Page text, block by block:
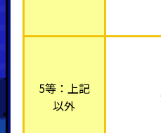
5等：上記
以外